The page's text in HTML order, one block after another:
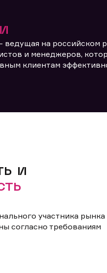
на российском
и менеджеров,
клиентам
и
участника рынка
согласно требованиям